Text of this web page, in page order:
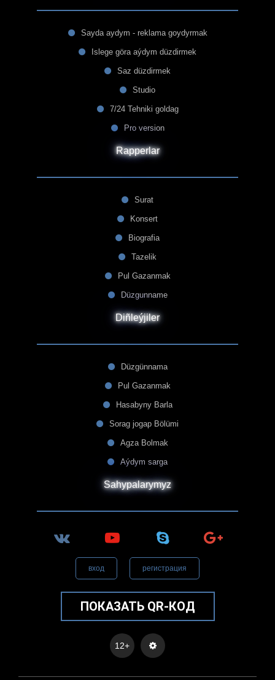
Sayda aydym - reklama goydyrmak
Islege göra aýdym düzdirmek
Saz düzdirmek
Studio
7/24 Tehniki goldag
Pro version
Rapperlar
Surat
Konsert
Biografia
Tazelik
Pul Gazanmak
Düzgunname
Diñleýjiler
Düzgünnama
Pul Gazanmak
Hasabyny Barla
Sorag jogap Bölümi
Agza Bolmak
Aýdym sarga
Sahypalarymyz
вход регистрация
ПОКАЗАТЬ QR-КОД
12+